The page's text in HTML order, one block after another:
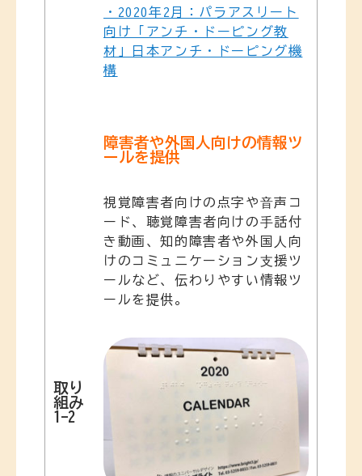
・2020年2月：パラアスリート
向け「アンチ・ドーピング教
材」日本アンチ・ドーピング機
構
取り
組み
1-2
障害者や外国人向けの情報ツ
ールを提供
視覚障害者向けの点字や⾳声コ
ード、聴覚障害者向けの⼿話付
き動画、知的障害者や外国⼈向
けのコミュニケーション⽀援ツ
ールなど、伝わりやすい情報ツ
ールを提供。